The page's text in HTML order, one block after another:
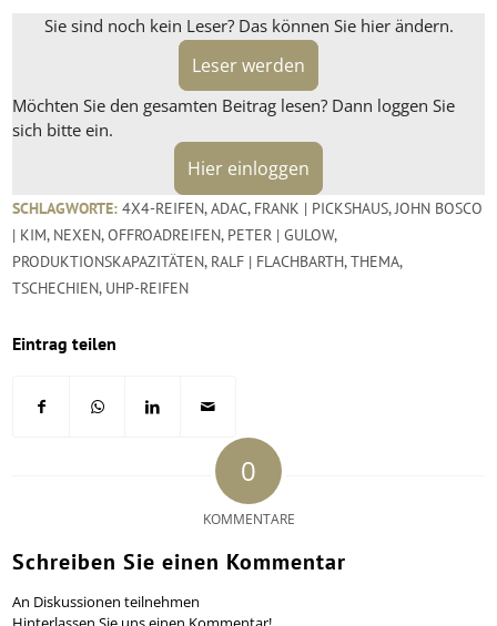
Sie sind noch kein Leser? Das können Sie hier ändern.
Leser werden
Möchten Sie den gesamten Beitrag lesen? Dann loggen Sie
sich bitte ein.
Hier einloggen
SCHLAGWORTE: 4X4-REIFEN,ADAC, FRANK | PICKSHAUS,JOHN BOSCO
| KIM, NEXEN,OFFROADREIFEN, PETER | GULOW,
PRODUKTIONSKAPAZITÄTEN, RALF | FLACHBARTH,THEMA,
TSCHECHIEN, UHP-REIFEN
Eintrag teilen
0
KOMMENTARE
Schreiben Sie einen Kommentar
An Diskussionen teilnehmen